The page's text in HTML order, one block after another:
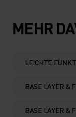
5°
0°
-
MEHR
LEICHTE
BASE LAYER &
BASE LAYER &